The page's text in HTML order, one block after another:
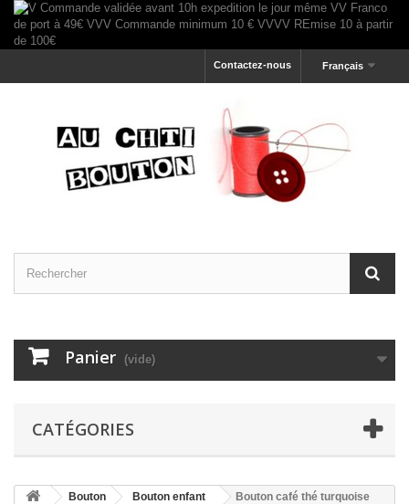
Français
Contactez-nous
Panier (vide)
CATÉGORIES
Bouton Bouton enfant
Bouton café thé turquoise